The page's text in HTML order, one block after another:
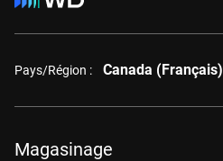
Pays/Région : Canada (Français)
Magasinage